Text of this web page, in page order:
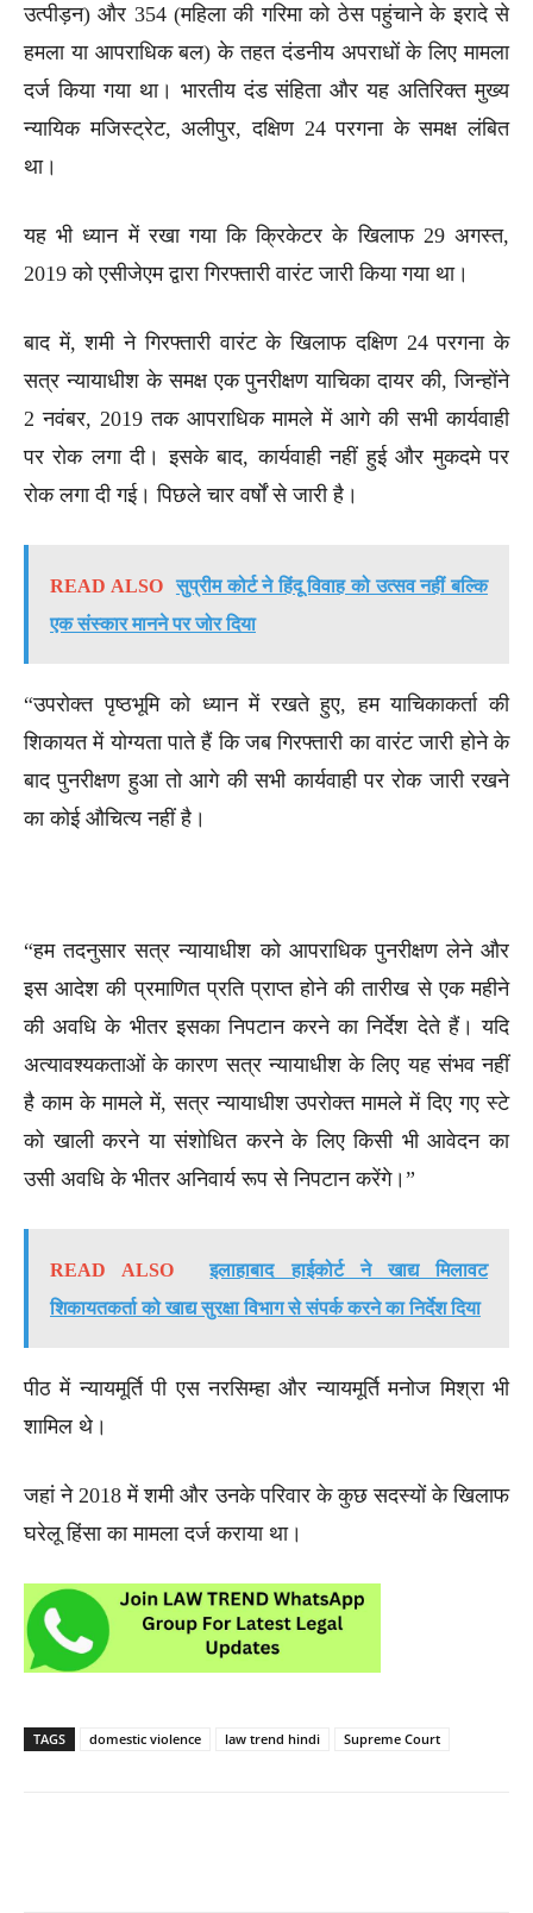
उत्पीड़न) और 354 (महिला की गरिमा को ठेस पहुंचाने के इरादे से
हमला या आपराधिक बल) के तहत दंडनीय अपराधों के लिए मामला
दर्ज किया गया था। भारतीय दंड संहिता और यह अतिरिक्त मुख्य
न्यायिक मजिस्ट्रेट, अलीपुर, दक्षिण 24 परगना के समक्ष लंबित
था।
यह भी ध्यान में रखा गया कि क्रिकेटर के खिलाफ 29 अगस्त,
2019 को एसीजेएम द्वारा गिरफ्तारी वारंट जारी किया गया था।
बाद में, शमी ने गिरफ्तारी वारंट के खिलाफ दक्षिण 24 परगना के
सत्र न्यायाधीश के समक्ष एक पुनरीक्षण याचिका दायर की, जिन्होंने
2 नवंबर, 2019 तक आपराधिक मामले में आगे की सभी कार्यवाही
पर रोक लगा दी। इसके बाद, कार्यवाही नहीं हुई और मुकदमे पर
रोक लगा दी गई। पिछले चार वर्षों से जारी है।
READ ALSO
सुप्रीम कोर्ट ने हिंदू विवाह को उत्सव नहीं बल्कि
एक संस्कार मानने पर जोर दिया
“उपरोक्त पृष्ठभूमि को ध्यान में रखते हुए, हम याचिकाकर्ता की
शिकायत में योग्यता पाते हैं कि जब गिरफ्तारी का वारंट जारी होने के
बाद पुनरीक्षण हुआ तो आगे की सभी कार्यवाही पर रोक जारी रखने
का कोई औचित्य नहीं है।
“हम तदनुसार सत्र न्यायाधीश को आपराधिक पुनरीक्षण लेने और
इस आदेश की प्रमाणित प्रति प्राप्त होने की तारीख से एक महीने
की अवधि के भीतर इसका निपटान करने का निर्देश देते हैं। यदि
अत्यावश्यकताओं के कारण सत्र न्यायाधीश के लिए यह संभव नहीं
है काम के मामले में, सत्र न्यायाधीश उपरोक्त मामले में दिए गए स्टे
को खाली करने या संशोधित करने के लिए किसी भी आवेदन का
उसी अवधि के भीतर अनिवार्य रूप से निपटान करेंगे।”
READ ALSO
इलाहाबाद हाईकोर्ट ने खाद्य मिलावट
शिकायतकर्ता को खाद्य सुरक्षा विभाग से संपर्क करने का निर्देश दिया
पीठ में न्यायमूर्ति पी एस नरसिम्हा और न्यायमूर्ति मनोज मिश्रा भी
शामिल थे।
जहां ने 2018 में शमी और उनके परिवार के कुछ सदस्यों के खिलाफ
घरेलू हिंसा का मामला दर्ज कराया था।
TAGS domestic violence law trend hindi Supreme Court